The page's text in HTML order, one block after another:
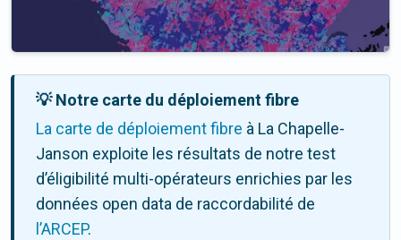
💡 Notre carte du déploiement fibre
La carte de déploiement fibre à La Chapelle-
Janson exploite les résultats de notre test
d’éligibilité multi-opérateurs enrichies par les
données open data de raccordabilité de
l’ARCEP.